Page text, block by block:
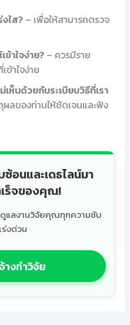
งใส?– เพื่อให้สามารถตรวจ
ข้าใจง่าย?– ควรมีราย
ข้าใจง่าย
เห็นด้วยกับระเบียบวิธีที่เรา
ลของท่านให้ชัดเจนและฟัง
อนและเดธไลน์มา
ร็จของคุณ!
แลงานวิจัยคุณทุกความซับ
ร่งด่วน
งทำวิจัย